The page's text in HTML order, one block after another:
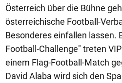
Österreich über die Bühne
österreichische Football-
Besonderes einfallen lassen.
Football-Challenge" treten
einem Flag-Football-Match
David Alaba wird sich den